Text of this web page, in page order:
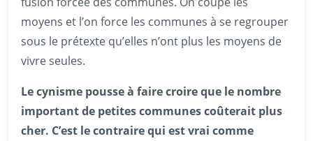
moyens et l’on force les communes à se regrouper
sous le prétexte qu’elles n’ont plus les moyens de
vivre seules.
Le cynisme pousse à faire croire que le nombre
important de petites communes coûterait plus
cher. C’est le contraire qui est vrai comme